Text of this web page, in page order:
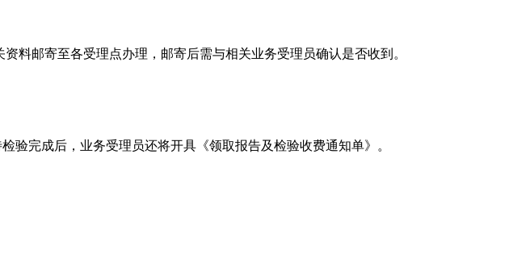
料邮寄至各受理点办理，邮寄后需与相关业务受理员确认是否收到。
验完成后，业务受理员还将开具《领取报告及检验收费通知单》。